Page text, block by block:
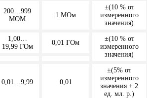
200…999
МОМ
1 МОм
±(10 % от
измеренного
значения)
1,00…
19,99 ГОм
0,01 ГОм
±(10 % от
измеренного
значения)
0,01…9,99 0,01
±(5% от
измеренного
значения + 2
ед. мл. р.)